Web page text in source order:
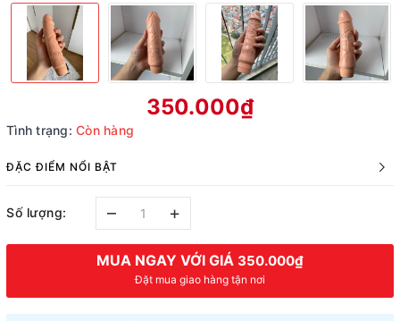
350.000₫
Tình trạng: Còn hàng
ĐẶC ĐIỂM NỔI BẬT
Số lượng: – +
MUA NGAY VỚI GIÁ 350.000₫
Đặt mua giao hàng tận nơi